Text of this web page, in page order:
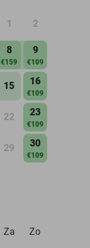
1 2
8
€159
9
€109
15 16
€109
22 23
€109
29 30
€109
Za Zo